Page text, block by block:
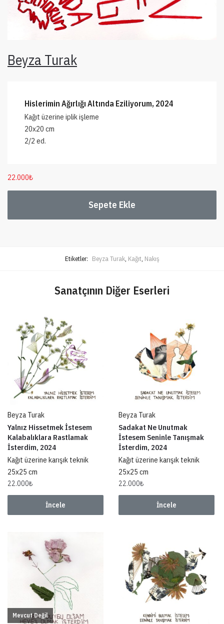
Beyza Turak
Hislerimin Ağırlığı Altında Eziliyorum, 2024
Kağıt üzerine iplik işleme
20x20 cm
2/2 ed.
22.000₺
Sepete Ekle
Etiketler: Beyza Turak, Kağıt, Nakış
Sanatçının Diğer Eserleri
Beyza Turak
Yalnız Hissetmek İstesem
Kalabalıklara Rastlamak
İsterdim, 2024
Kağıt üzerine karışık teknik
25x25 cm
22.000₺
İncele
Beyza Turak
Sadakat Ne Unutmak
İstesem Seninle Tanışmak
İsterdim, 2024
Kağıt üzerine karışık teknik
25x25 cm
22.000₺
İncele
Mevcut Değil